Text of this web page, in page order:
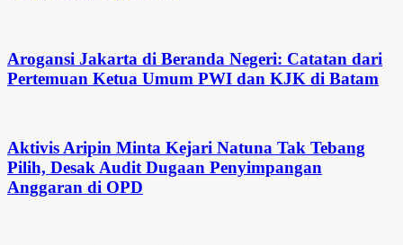
Arogansi Jakarta di Beranda Negeri: Catatan dari
Pertemuan Ketua Umum PWI dan KJK di Batam
Aktivis Aripin Minta Kejari Natuna Tak Tebang
Pilih, Desak Audit Dugaan Penyimpangan
Anggaran di OPD